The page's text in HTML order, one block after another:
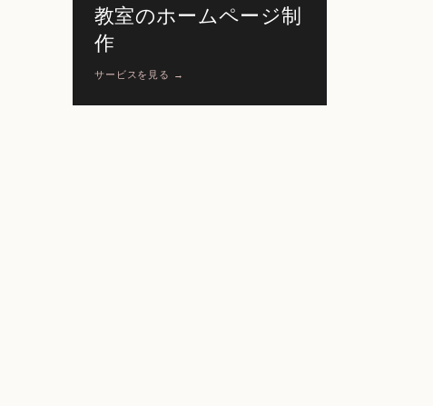
教室のホームページ制
作
サービスを見る →